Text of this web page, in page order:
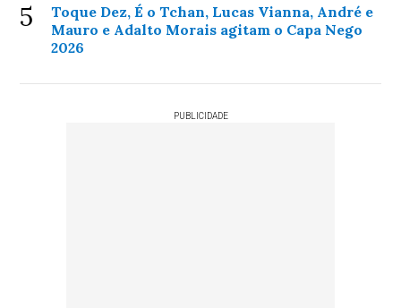
5
Toque Dez, É o Tchan, Lucas Vianna, André e
Mauro e Adalto Morais agitam o Capa Nego
2026
PUBLICIDADE